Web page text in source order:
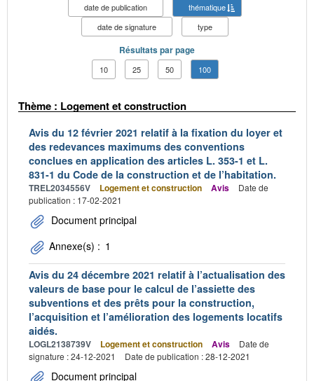
date de publication
thématique
date de signature
type
Résultats par page
10 25 50 100
Thème : Logement et construction
Avis du 12 février 2021 relatif à la fixation du loyer et
des redevances maximums des conventions
conclues en application des articles L. 353-1 et L.
831-1 du Code de la construction et de l’habitation.
TREL2034556V Logement et construction Avis
Date de
publication : 17-02-2021
Document principal
Annexe(s) : 1
Avis du 24 décembre 2021 relatif à l’actualisation des
valeurs de base pour le calcul de l’assiette des
subventions et des prêts pour la construction,
l’acquisition et l’amélioration des logements locatifs
aidés.
LOGL2138739V Logement et construction Avis
Date de
signature : 24-12-2021
Date de publication : 28-12-2021
Document principal